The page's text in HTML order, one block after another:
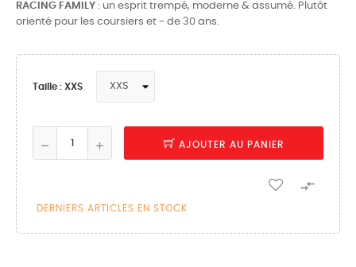
RACING FAMILY : un esprit trempé, moderne & assumé. Plutôt
orienté pour les coursiers et - de 30 ans.
Taille : XXS
AJOUTER AU PANIER

DERNIERS ARTICLES EN STOCK